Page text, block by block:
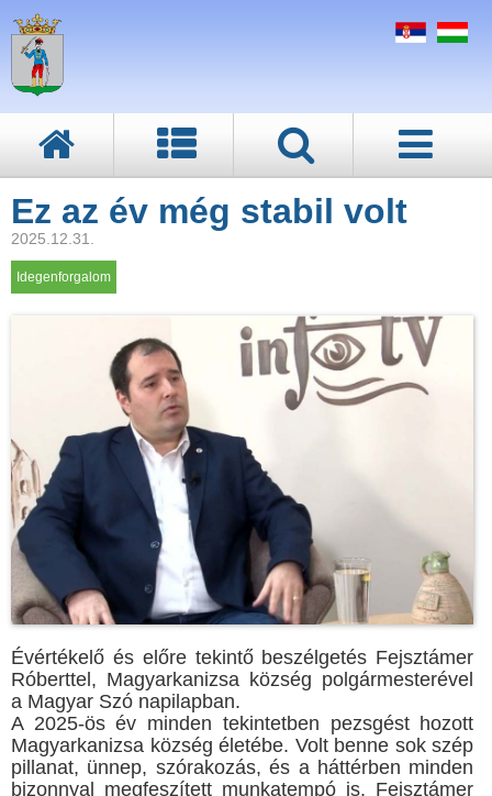
Ez az év még stabil volt
2025.12.31.
Idegenforgalom
Évértékelő és előre tekintő beszélgetés Fejsztámer
Róberttel, Magyarkanizsa község polgármesterével
a Magyar Szó napilapban.
A 2025-ös év minden tekintetben pezsgést hozott
Magyarkanizsa község életébe. Volt benne sok szép
pillanat, ünnep, szórakozás, és a háttérben minden
bizonnyal megfeszített munkatempó is. Fejsztámer